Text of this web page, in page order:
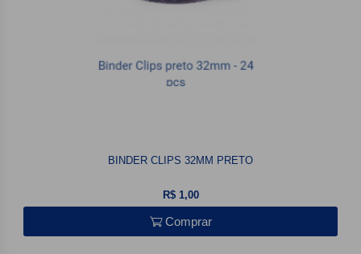
BINDER CLIPS 32MM PRETO
R$ 1,00
Comprar